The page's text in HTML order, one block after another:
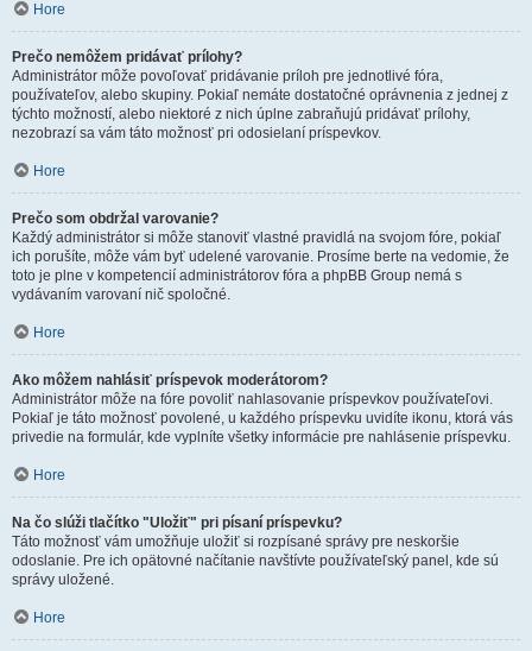
Hore
Prečo nemôžem pridávať prílohy?
Administrátor môže povoľovať pridávanie príloh pre jednotlivé fóra,
používateľov, alebo skupiny. Pokiaľ nemáte dostatočné oprávnenia z jednej z
týchto možností, alebo niektoré z nich úplne zabraňujú pridávať prílohy,
nezobrazí sa vám táto možnosť pri odosielaní príspevkov.
Hore
Prečo som obdržal varovanie?
Každý administrátor si môže stanoviť vlastné pravidlá na svojom fóre, pokiaľ
ich porušíte, môže vám byť udelené varovanie. Prosíme berte na vedomie, že
toto je plne v kompetencií administrátorov fóra a phpBB Group nemá s
vydávaním varovaní nič spoločné.
Hore
Ako môžem nahlásiť príspevok moderátorom?
Administrátor môže na fóre povoliť nahlasovanie príspevkov používateľovi.
Pokiaľ je táto možnosť povolené, u každého príspevku uvidíte ikonu, ktorá vás
privedie na formulár, kde vyplníte všetky informácie pre nahlásenie príspevku.
Hore
Na čo slúži tlačítko "Uložiť" pri písaní príspevku?
Táto možnosť vám umožňuje uložiť si rozpísané správy pre neskoršie
odoslanie. Pre ich opätovné načítanie navštívte používateľský panel, kde sú
správy uložené.
Hore